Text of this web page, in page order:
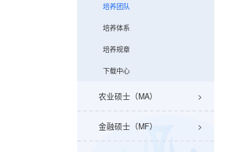
培养团队
培养体系
培养规章
下载中心
农业硕士（MA）
金融硕士（MF）